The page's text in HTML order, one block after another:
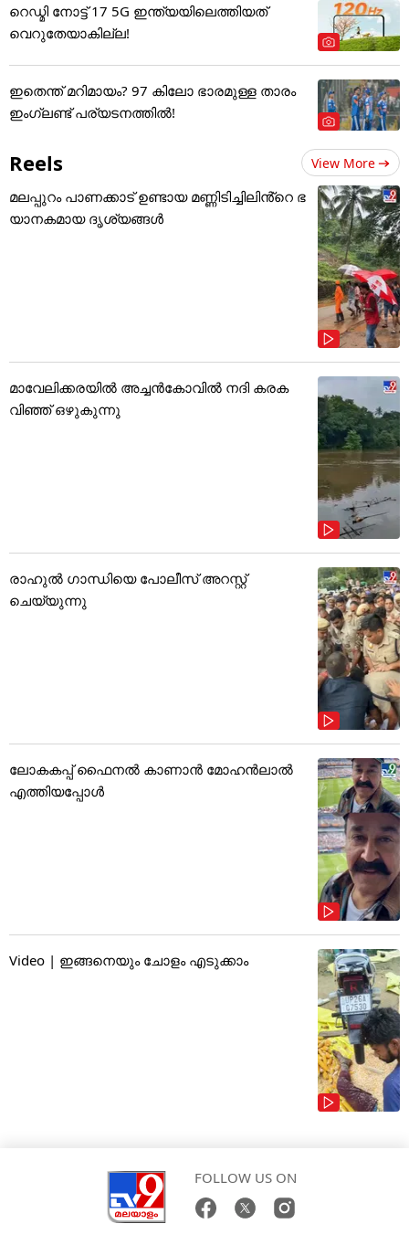
റെഡ്മി നോട്ട് 17 5G ഇന്ത്യയിലെത്തിയത്
വെറുതേയാകില്ല!
ഇതെന്ത് മറിമായം? 97 കിലോ ഭാരമുള്ള താരം
ഇംഗ്ലണ്ട് പര്യടനത്തില്‍!
Reels View More
മലപ്പുറം പാണക്കാട് ഉണ്ടായ മണ്ണിടിച്ചിലിൻ്റെ ഭ
യാനകമായ ദൃശ്യങ്ങൾ
മാവേലിക്കരയിൽ അച്ചൻകോവിൽ നദി കരക
വിഞ്ഞ് ഒഴുകുന്നു
രാഹുൽ ഗാന്ധിയെ പോലീസ് അറസ്റ്റ്
ചെയ്യുന്നു
ലോകകപ്പ് ഫൈനൽ കാണാൻ മോഹൻലാൽ
എത്തിയപ്പോൾ
Video | ഇങ്ങനെയും ചോളം എടുക്കാം
FOLLOW US ON